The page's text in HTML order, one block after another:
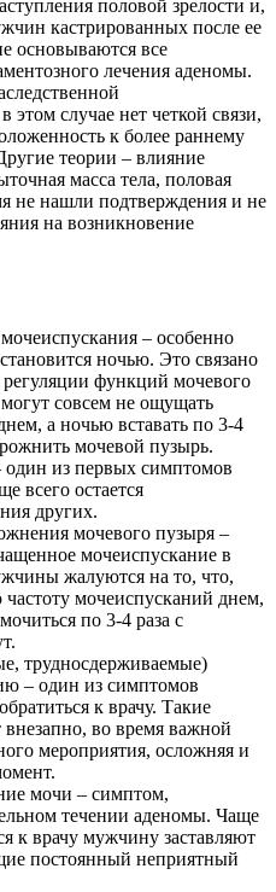
половой зрелости и,
кастрированных после ее
основываются все
лечения аденомы.
этом случае нет четкой связи,
к более раннему
теории – влияние
масса тела, половая
не нашли подтверждения и не
на возникновение
– особенно
ночью. Это связано
функций мочевого
совсем не ощущать
а ночью вставать по 3-4
мочевой пузырь.
один из первых симптомов
всего остается
других.
мочевого пузыря –
мочеиспускание в
жалуются на то, что,
мочеиспусканий днем,
по 3-4 раза с
трудносдерживаемые)
– один из симптомов
к врачу. Такие
во время важной
мероприятия, осложняя и
мочи – симптом,
течении аденомы. Чаще
к врачу мужчину заставляют
постоянный неприятный